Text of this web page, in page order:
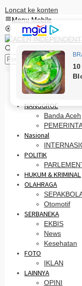
Loncat ke konten
Menu Mobile
HOME
PRO OTONOMI
NANGGROE
Banda Aceh
Nasional
POLITIK
HUKUM & KRIMINAL
OLAHRAGA
Otomotif
SERBANEKA
EKBIS
News
Kesehatan
FOTO
IKLAN
LAINNYA
OPINI